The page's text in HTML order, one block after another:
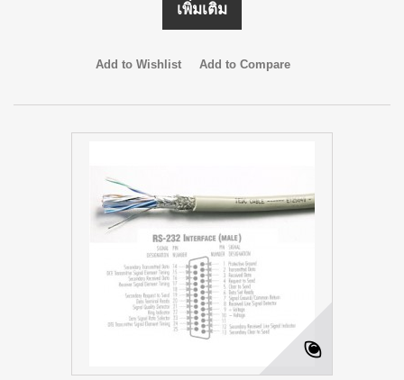
เพิ่มเติม
Add to Wishlist Add to Compare